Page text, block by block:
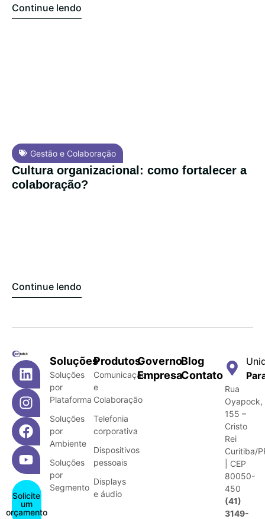
Continue lendo
Gestão e Colaboração
Cultura organizacional: como fortalecer a
colaboração?
Continue lendo
Solicite
um
orçamento
Soluções
Soluções
por
Plataforma
Soluções
por
Ambiente
Soluções
por
Segmento
Produtos
Comunicação
e
Colaboração
Telefonia
corporativa
Dispositivos
pessoais
Displays
e áudio
Governo
Empresa
Blog
Contato
Rua
Oyapock,
155 –
Cristo
Rei
Curitiba/
| CEP
80050-
450
(41)
3149-